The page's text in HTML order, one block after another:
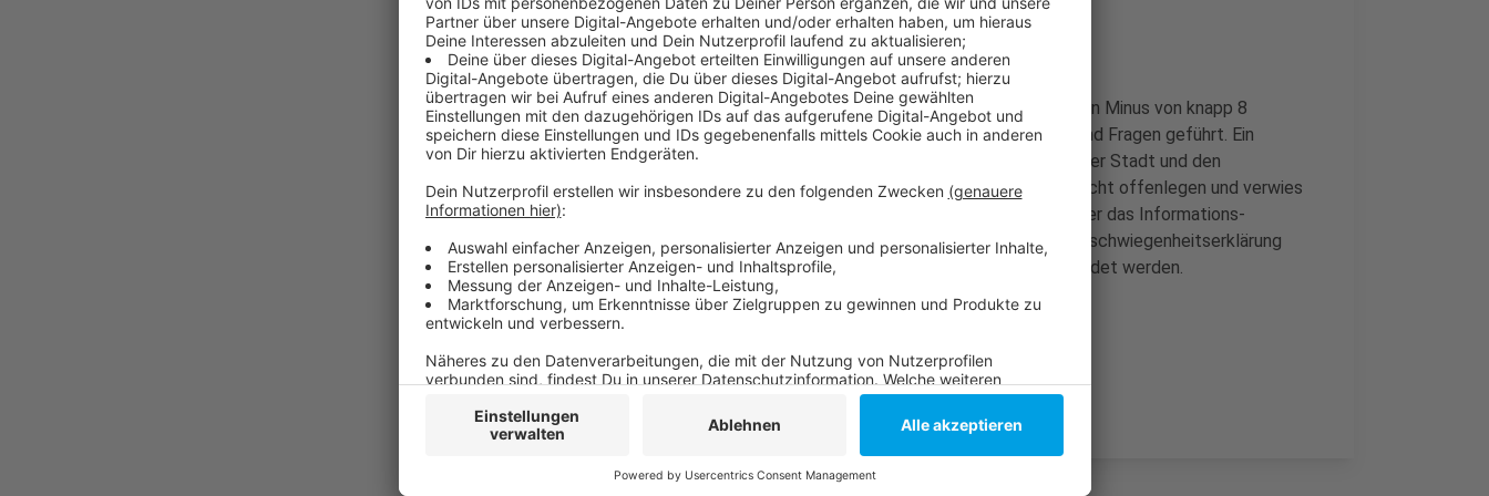
Anzeige
Nach dem Grand Depart in Düsseldorf war auf Seiten der Stadt ein Minus von knapp 8
Millionen Euro übriggeblieben. Das hatte zu vielen Diskussionen und Fragen geführt. Ein
Pressevertreter wollte wissen, wie genau der Vertrag zwischen der Stadt und den
Veranstaltern der Tour aussah. Die Stadt wollte das Dokument nicht offenlegen und verwies
auf eine Verschwiegenheitserklärung. Laut Gericht wäre damit aber das Informations-
Freiheitsgesetz ausgehebelt, außerdem habe die Stadt keine Verschwiegenheitserklärung
vorgelegt. Das endgültige Urteil soll bis Anfang November verkündet werden.
Anzeige